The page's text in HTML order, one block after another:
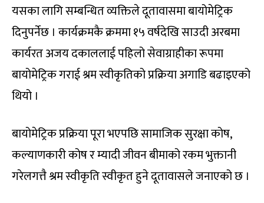
यसका लागि सम्बन्धित व्यक्तिले दूतावासमा बायोमेट्रिक
दिनुपर्नेछ । कार्यक्रमकै क्रममा १५ वर्षदेखि साउदी अरबमा
कार्यरत अजय दकाललाई पहिलो सेवाग्राहीका रूपमा
बायोमेट्रिक गराई श्रम स्वीकृतिको प्रक्रिया अगाडि बढाइएको
थियो ।
बायोमेट्रिक प्रक्रिया पूरा भएपछि सामाजिक सुरक्षा कोष,
कल्याणकारी कोष र म्यादी जीवन बीमाको रकम भुक्तानी
गरेलगत्तै श्रम स्वीकृति स्वीकृत हुने दूतावासले जनाएको छ ।